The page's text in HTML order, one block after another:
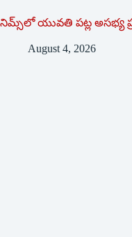
నిమ్స్‌లో యువతి పట్ల అసభ్య
August 4, 2026